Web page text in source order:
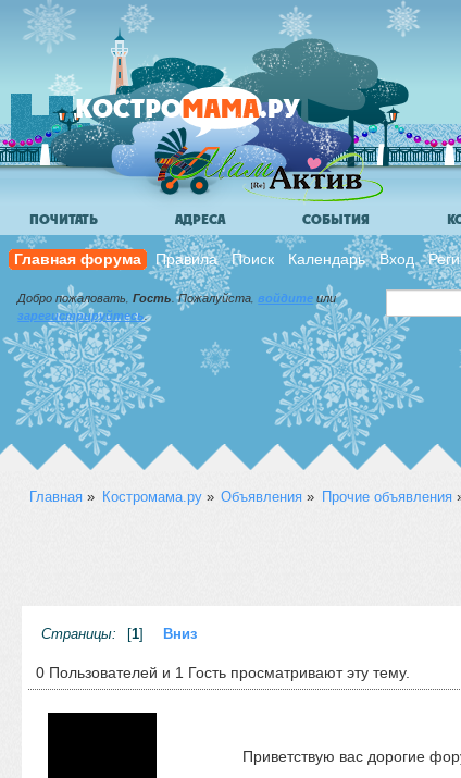
ПОЧИТАТЬ АДРЕСА СОБЫТИЯ
Главная форума Правила Поиск Календарь Вход
Добро пожаловать,Гость. Пожалуйста, войдите или
зарегистрируйтесь.
Главная » Костромама.ру» Объявления » Прочие объявления
Страницы: 1 Вниз
0 Пользователей и 1 Гость просматривают эту тему.
Приветствую вас дорогие